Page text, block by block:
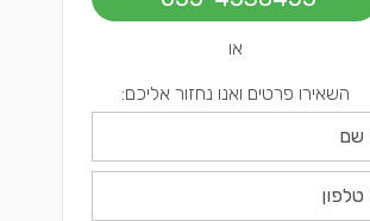
או
השאירו פרטים ואנו נחזור אליכם: